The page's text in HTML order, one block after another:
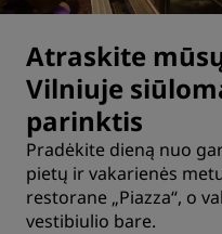
Atraskite
Vilniuje
parinktis
Pradėkite dieną nuo
pietų ir vakarienės
restorane „Piazza“, o
vestibiulio bare.